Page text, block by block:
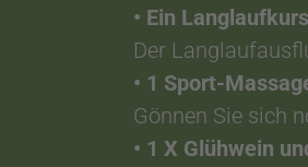
• Ein
Der
• 1 Sport-
Gönnen Sie sich
• 1 X Glühwein